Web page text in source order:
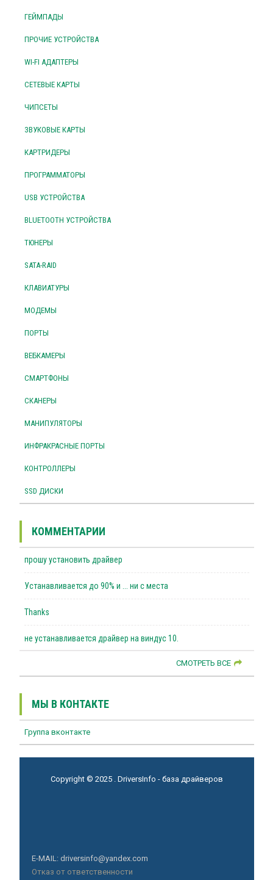
ГЕЙМПАДЫ
ПРОЧИЕ УСТРОЙСТВА
WI-FI АДАПТЕРЫ
СЕТЕВЫЕ КАРТЫ
ЧИПСЕТЫ
ЗВУКОВЫЕ КАРТЫ
КАРТРИДЕРЫ
ПРОГРАММАТОРЫ
USB УСТРОЙСТВА
BLUETOOTH УСТРОЙСТВА
ТЮНЕРЫ
SATA-RAID
КЛАВИАТУРЫ
МОДЕМЫ
ПОРТЫ
ВЕБКАМЕРЫ
СМАРТФОНЫ
СКАНЕРЫ
МАНИПУЛЯТОРЫ
ИНФРАКРАСНЫЕ ПОРТЫ
КОНТРОЛЛЕРЫ
SSD ДИСКИ
КОММЕНТАРИИ
прошу установить драйвер
Устанавливается до 90% и ... ни с места
Thanks
не устанавливается драйвер на виндус 10.
СМОТРЕТЬ ВСЕ
МЫ В КОНТАКТЕ
Группа вконтакте
Copyright © 2025 . DriversInfo - база драйверов
E-MAIL: driversinfo@yandex.com
Отказ от ответственности